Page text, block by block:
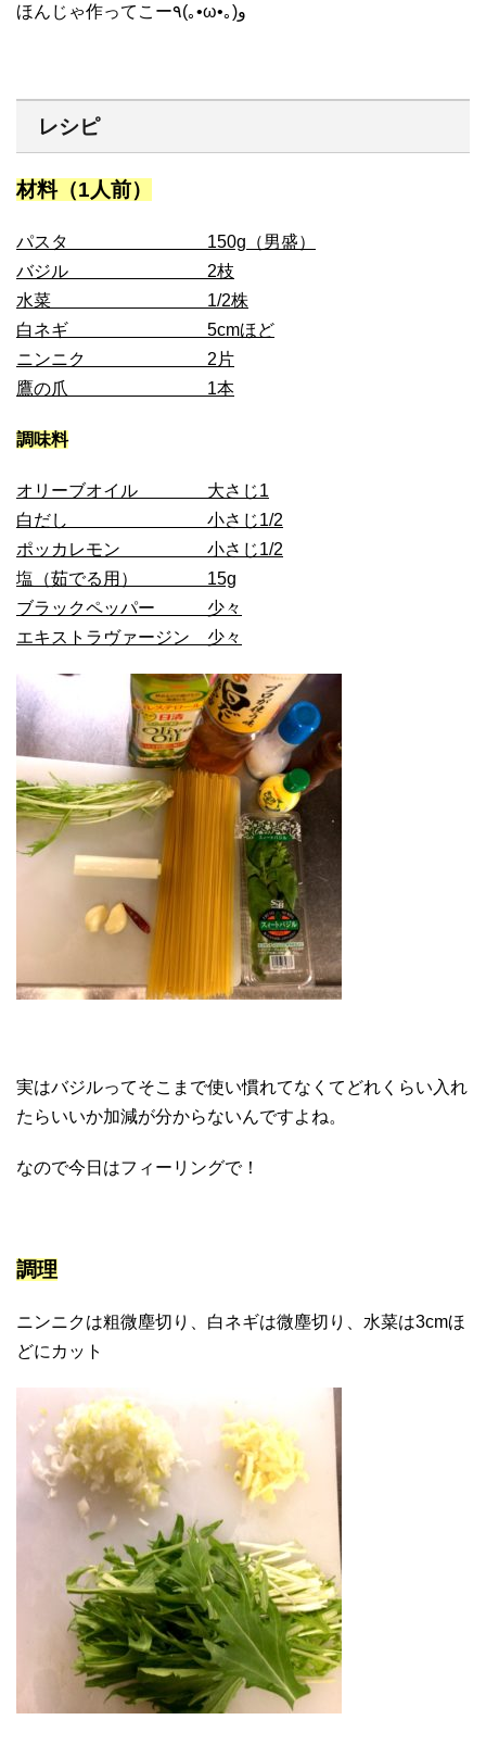
ほんじゃ作ってこー٩(｡•ω•｡)و
レシピ
材料（1人前）
パスタ 150g（男盛）
バジル 2枝
水菜 1/2株
白ネギ 5cmほど
ニンニク 2片
鷹の爪 1本
調味料
オリーブオイル 大さじ1
白だし 小さじ1/2
ポッカレモン 小さじ1/2
塩（茹でる用） 15g
ブラックペッパー 少々
エキストラヴァージン 少々
実はバジルってそこまで使い慣れてなくてどれくらい入れ
たらいいか加減が分からないんですよね。
なので今日はフィーリングで！
調理
ニンニクは粗微塵切り、白ネギは微塵切り、水菜は3cmほ
どにカット